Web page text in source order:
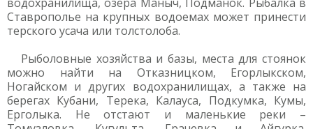
Ставрополье на крупных водоемах может принести
терского усача или толстолоба.
Рыболовные хозяйства и базы, места для стоянок
можно найти на Отказницком, Егорлыкском,
Ногайском и других водохранилищах, а также на
берегах Кубани, Терека, Калауса, Подкумка, Кумы,
Ерголыка. Не отстают и маленькие реки –